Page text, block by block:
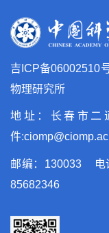
吉ICP备06002510
物理研究所
地址：长春市
件
邮编：130033 电
85682346